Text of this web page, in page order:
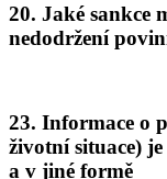
20. Jaké sankce
nedodržení
23. Informace o
životní situace)
a v jiné formě